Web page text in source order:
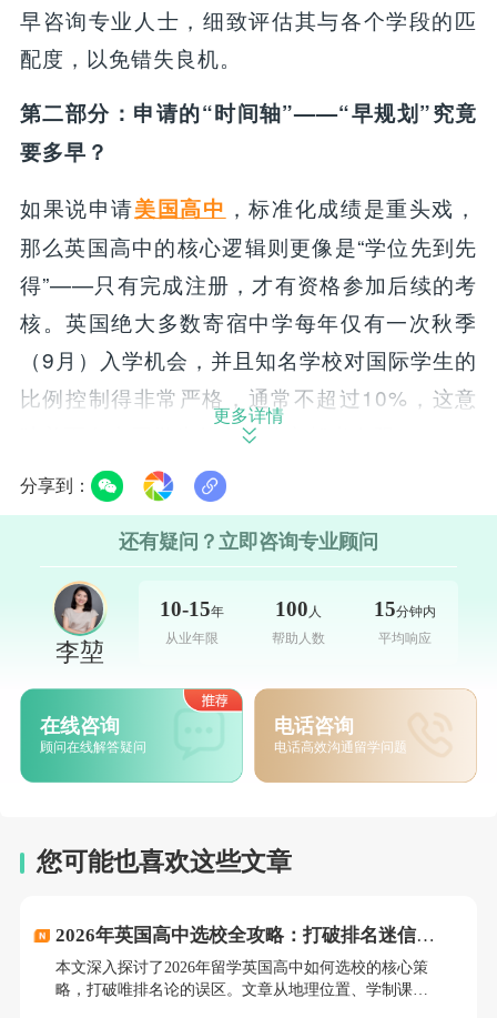
早咨询专业人士，细致评估其与各个学段的匹
配度，以免错失良机。
第二部分：申请的“时间轴”——“早规划”究竟
要多早？
如果说申请美国高中 ，标准化成绩是重头戏，
那么英国高中的核心逻辑则更像是“学位先到先
得”——只有完成注册，才有资格参加后续的考
核。英国绝大多数寄宿中学每年仅有一次秋季
（9月）入学机会，并且知名学校对国际学生的
比例控制得非常严格，通常不超过10%，这意
味着面向中国学生的名额其实相当有限。
因此，建议至少提前一年到一年半开始启动注
册程序，对于那些热门学校，甚至需要提前两
到三年来锁定席位。一旦错过了注册窗口，即
便孩子成绩再you秀，也可能无济于事。
入学评估通常采用“入学测试+面试”的双重机
制。每所学校都会有自主命题的入学考试
（Entry Tests），内容一般涵盖数学、逻辑推
理以及英语的阅读与写作。中国学生在数学部
在差异，考试中可能会涉及一些国内课程尚未
应能力、思辨逻辑以及个性特质。
在申请材料方面，需要准备的包括：在校成绩
更多详情
分享到：
还有疑问？立即咨询专业顾问
李堃
10-15年
从业年限
100 人
帮助人数
15分钟内
平均响应
在线咨询
顾问在线解答疑问
电话咨询
电话高效沟通留学问题
您可能也喜欢这些文章
2026年英国高中选校全攻略：打破排名迷信，
精准匹配“梦校”的底层逻辑
本文深入探讨了2026年留学英国高中如何选校的核心策
略，打破唯排名论的误区。文章从地理位置、学制课程